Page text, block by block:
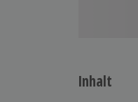
Inhalt